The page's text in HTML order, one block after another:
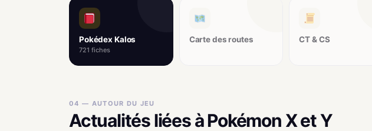
Pokédex Kalos
721 fiches
Carte des routes CT & CS
04 — AUTOUR DU JEU
Actualités liées à Pokémon X et Y